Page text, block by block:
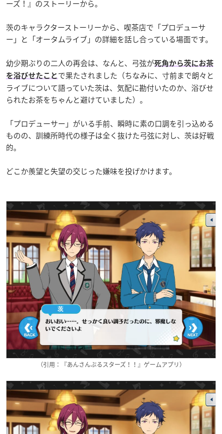
ーズ！』のストーリーから。
茨のキャラクターストーリーから、喫茶店で「プロデューサ
ー」と「オータムライブ」の詳細を話し合っている場面です。
幼少期ぶりの二人の再会は、なんと、弓弦が死角から茨にお茶
を浴びせたこと で果たされました（ちなみに、寸前まで朗々と
ライブについて語っていた茨は、気配に勘付いたのか、浴びせ
られたお茶をちゃんと避けていました）。
「プロデューサー」がいる手前、瞬時に素の口調を引っ込める
ものの、訓練所時代の様子は全く抜けた弓弦に対し、茨は好戦
的。
どこか羨望と失望の交じった嫌味を投げかけます。
（引用：『あんさんぶるスターズ！！』ゲームアプリ）